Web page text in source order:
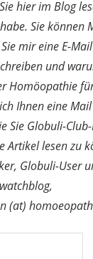
hier im Blog
Sie können
mir eine E-
und
Homöopathie
Ihnen eine
Sie Globuli-
Artikel lesen zu
Globuli-User
(at)